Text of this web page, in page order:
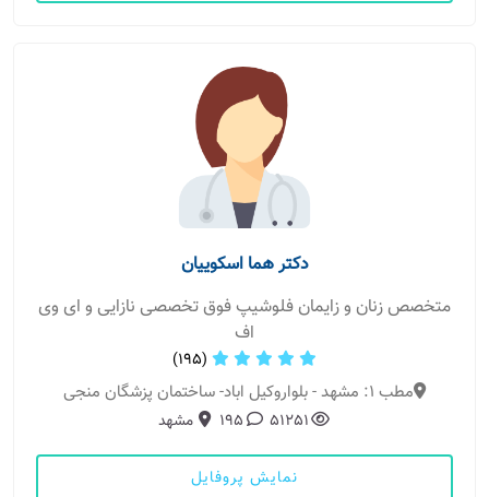
دکتر هما اسکوییان
متخصص زنان و زایمان فلوشیپ فوق تخصصی نازایی و ای وی
اف
(195)
مطب 1: مشهد - بلواروکیل اباد- ساختمان پزشگان منجی
51251
195 مشهد
نمایش پروفایل